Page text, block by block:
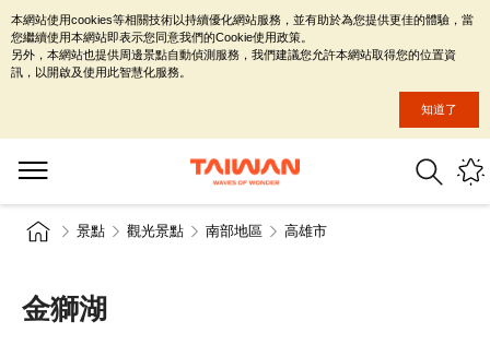
景點 觀光景點 南部地區 高雄市
金獅湖
本網站使用cookies等相關技術以持續優化網站服務，並有助於為您提供更佳的體驗，當
您繼續使用本網站即表示您同意我們的Cookie使用政策。
另外，本網站也提供周邊景點自動偵測服務，我們建議您允許本網站取得您的位置資
訊，以開啟及使用此智慧化服務。
知道了